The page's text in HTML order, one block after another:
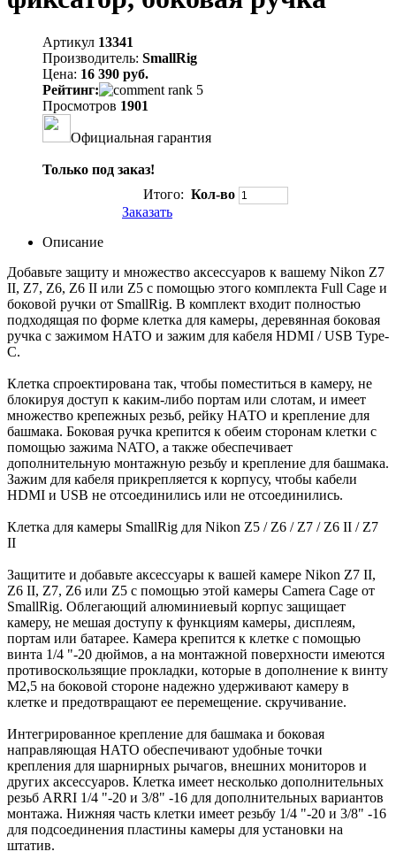
Артикул 13341
Производитель: SmallRig
Цена: 16 390 руб.
Рейтинг:
Просмотров 1901
Официальная гарантия
Только под заказ!
Итого: Кол-во
Заказать
Описание
Добавьте защиту и множество аксессуаров к вашему Nikon Z7
II, Z7, Z6, Z6 II или Z5 с помощью этого комплекта Full Cage и
боковой ручки от SmallRig. В комплект входит полностью
подходящая по форме клетка для камеры, деревянная боковая
ручка с зажимом НАТО и зажим для кабеля HDMI / USB Type-
C.
Клетка спроектирована так, чтобы поместиться в камеру, не
блокируя доступ к каким-либо портам или слотам, и имеет
множество крепежных резьб, рейку НАТО и крепление для
башмака. Боковая ручка крепится к обеим сторонам клетки с
помощью зажима NATO, а также обеспечивает
дополнительную монтажную резьбу и крепление для башмака.
Зажим для кабеля прикрепляется к корпусу, чтобы кабели
HDMI и USB не отсоединились или не отсоединились.
Клетка для камеры SmallRig для Nikon Z5 / Z6 / Z7 / Z6 II / Z7
II
Защитите и добавьте аксессуары к вашей камере Nikon Z7 II,
Z6 II, Z7, Z6 или Z5 с помощью этой камеры Camera Cage от
SmallRig. Облегающий алюминиевый корпус защищает
камеру, не мешая доступу к функциям камеры, дисплеям,
портам или батарее. Камера крепится к клетке с помощью
винта 1/4 "-20 дюймов, а на монтажной поверхности имеются
противоскользящие прокладки, которые в дополнение к винту
M2,5 на боковой стороне надежно удерживают камеру в
клетке и предотвращают ее перемещение. скручивание.
Интегрированное крепление для башмака и боковая
направляющая НАТО обеспечивают удобные точки
крепления для шарнирных рычагов, внешних мониторов и
других аксессуаров. Клетка имеет несколько дополнительных
резьб ARRI 1/4 "-20 и 3/8" -16 для дополнительных вариантов
монтажа. Нижняя часть клетки имеет резьбу 1/4 "-20 и 3/8" -16
для подсоединения пластины камеры для установки на
штатив.